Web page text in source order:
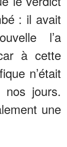
: il avait
l’a
à cette
n’était
jours.
une